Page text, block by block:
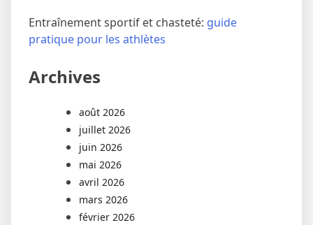
Entraînement sportif et chasteté: guide
pratique pour les athlètes
Archives
août 2026
juillet 2026
juin 2026
mai 2026
avril 2026
mars 2026
février 2026